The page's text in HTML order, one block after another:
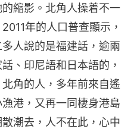
縮影。北角人操着不一
年的人口普查顯示，
人說的是福建話，逾兩
、印尼語和日本語的，
角的人，多年前來自遙
港，又再一同棲身港島
潮去，人不在此，心中